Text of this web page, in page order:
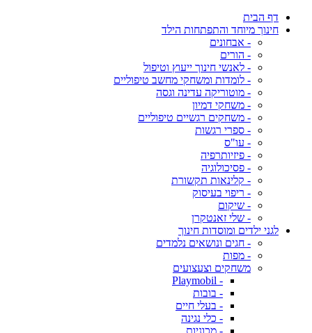
דף הבית
חינוך מיוחד והתפתחות הילד
- אבחונים
- הורים
- לאנשי חינוך ייעוץ וטיפול
- לומדות ומשחקי מחשב טיפוליים
- מוטוריקה עדינה וגסה
- משחקי דמיון
- משחקים רגשיים טיפוליים
- ספרי רגשות
- עו"ס
- פיזיותרפיה
- פסיכולוגיה
- קלינאות תקשורת
- ריפוי בעיסוק
- שיקום
- שלי זאנטקרן
לגני ילדים ומוסדות חינוך
- חגים ונושאים נלמדים
- מפות
משחקים וצעצועים
- Playmobil
- בובות
- בעלי חיים
- כלי נגינה
- מכוניות